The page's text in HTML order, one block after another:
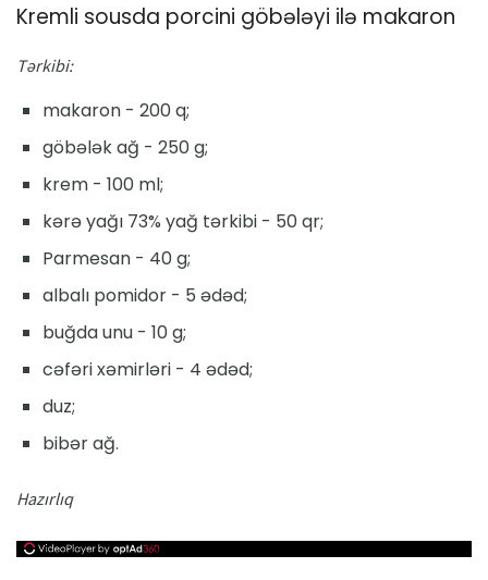
Kremli sousda porcini göbələyi ilə makaron
Tərkibi:
makaron - 200 q;
göbələk ağ - 250 g;
krem - 100 ml;
kərə yağı 73% yağ tərkibi - 50 qr;
Parmesan - 40 g;
albalı pomidor - 5 ədəd;
buğda unu - 10 g;
cəfəri xəmirləri - 4 ədəd;
duz;
bibər ağ.
Hazırlıq